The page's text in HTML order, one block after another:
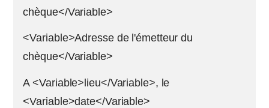
chèque</Variable>
<Variable>Adresse de l'émetteur du
chèque</Variable>
A <Variable>lieu</Variable>, le
<Variable>date</Variable>